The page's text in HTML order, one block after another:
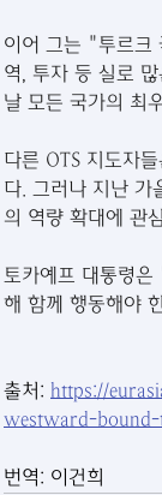
이어 그는 "투르크
역, 투자 등 실로
날 모든 국가의 최
다른 OTS 지도자
다. 그러나 지난 가
의 역량 확대에 관
토카예프 대통령
해 함께 행동해야
출처: https://
westward-bound-
번역: 이건희